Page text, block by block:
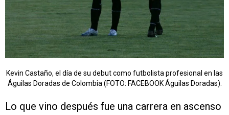
Kevin Castaño, el día de su debut como futbolista profesional en las
Águilas Doradas de Colombia (FOTO: FACEBOOK Águilas Doradas).
Lo que vino después fue una carrera en ascenso